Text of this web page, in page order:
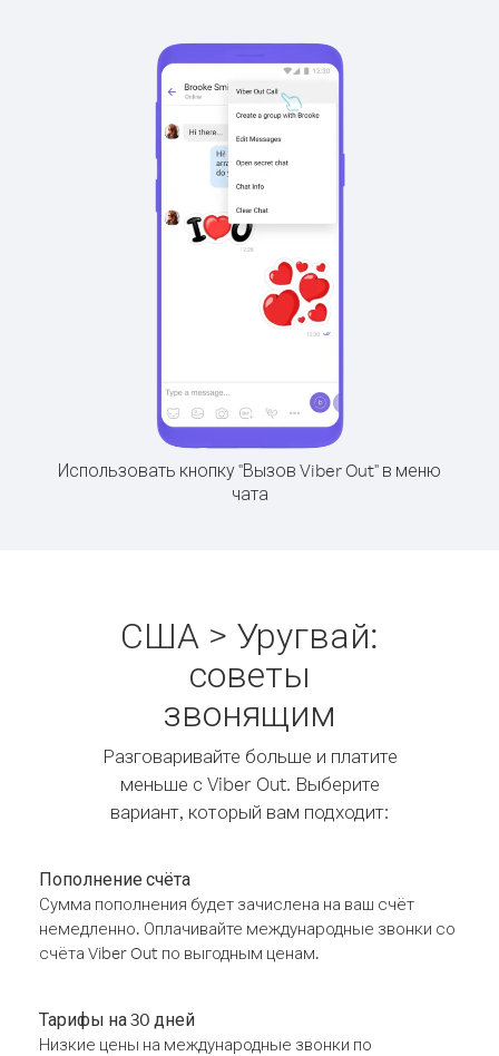
Использовать кнопку "Вызов Viber Out" в меню
чата
США > Уругвай:
советы
звонящим
Разговаривайте больше и платите
меньше с Viber Out. Выберите
вариант, который вам подходит:
Пополнение счёта
Сумма пополнения будет зачислена на ваш счёт
немедленно. Оплачивайте международные звонки со
счёта Viber Out по выгодным ценам.
Тарифы на 30 дней
Низкие цены на международные звонки по